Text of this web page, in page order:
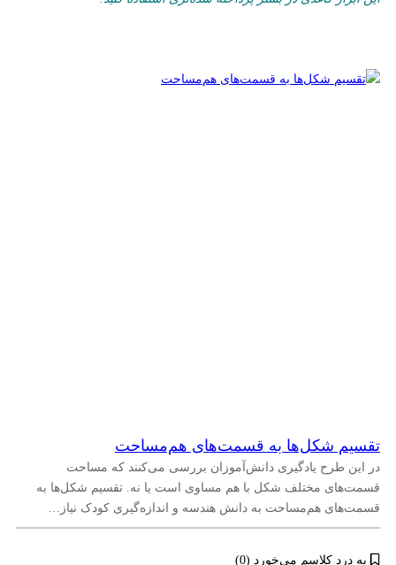
تقسیم شکل‌ها به قسمت‌های هم‌مساحت
در این طرح یادگیری دانش‌آموزان بررسی می‌کنند که مساحت
قسمت‌های مختلف شکل با هم مساوی است یا نه. تقسیم شکل‌ها به
قسمت‌های هم‌مساحت به دانش هندسه و اندازه‌گیری کودک نیاز…
به درد کلاسم می‌خورد (0)